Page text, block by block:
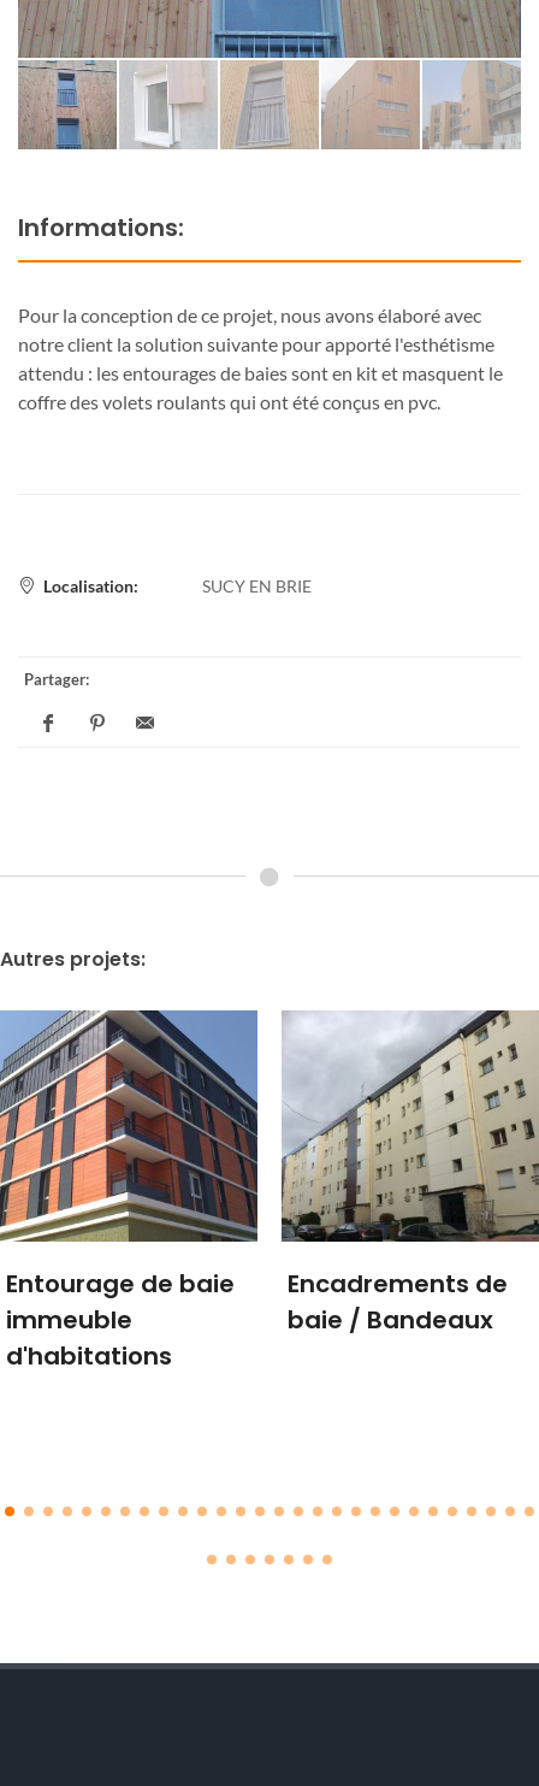
Informations:
Pour la conception de ce projet, nous avons élaboré avec
notre client la solution suivante pour apporté l'esthétisme
attendu : les entourages de baies sont en kit et masquent le
coffre des volets roulants qui ont été conçus en pvc.
Localisation: SUCY EN BRIE
Partager:
Autres projets:
Entourage de baie
immeuble
d'habitations
Encadrements de
baie / Bandeaux